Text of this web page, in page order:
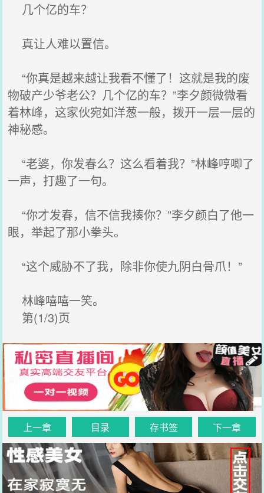
几个亿的车？
真让人难以置信。
“你真是越来越让我看不懂了！这就是我的废
物破产少爷老公？几个亿的车？”李夕颜微微看
着林峰，这家伙宛如洋葱一般，拨开一层一层的
神秘感。
“老婆，你发春么？这么看着我？”林峰哼唧了
一声，打趣了一句。
“你才发春，信不信我揍你？”李夕颜白了他一
眼，举起了那小拳头。
“这个威胁不了我，除非你使九阴白骨爪！”
林峰嘻嘻一笑。
第(1/3)页
上一章 目录 存书签 下一章